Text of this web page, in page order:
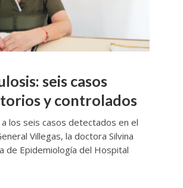
seis casos
y controlados
a los seis casos detectados en el
Villegas, la doctora Silvina
de Epidemiología del Hospital